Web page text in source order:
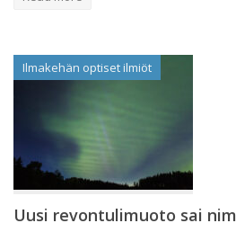
Ilmakehän optiset ilmiöt
Uusi revontulimuoto sai